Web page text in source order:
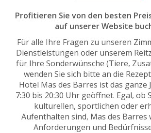
Profitieren Sie von den besten
auf unserer Website
Für alle Ihre Fragen zu unseren
Dienstleistungen oder unserem
für Ihre Sonderwünsche (Tiere,
wenden Sie sich bitte an die
Hotel Mas des Barres ist das ganze
7:30 bis 20:30 Uhr geöffnet. Egal, ob
kulturellen, sportlichen oder
Aufenthalten sind, Mas des Barres
Anforderungen und